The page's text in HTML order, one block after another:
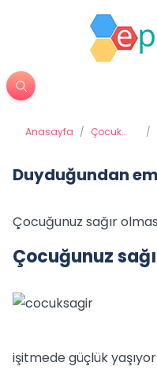
Anasayfa / Çocuk
/
Duyduğundan
Çocuğunuz sağır
Çocuğunuz
işitmede güçlük